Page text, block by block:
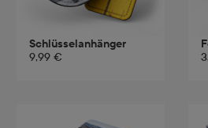
Schlüsselanhänger
9,99 €